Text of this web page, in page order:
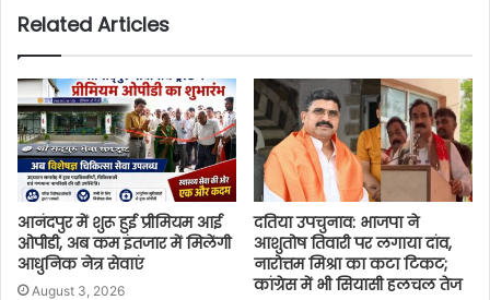
Related Articles
आनंदपुर में शुरू हुई प्रीमियम आई
ओपीडी, अब कम इंतजार में मिलेंगी
आधुनिक नेत्र सेवाएं
August 3, 2026
दतिया उपचुनाव: भाजपा ने
आशुतोष तिवारी पर लगाया दांव,
नारोत्तम मिश्रा का कटा टिकट;
कांग्रेस में भी सियासी हलचल तेज